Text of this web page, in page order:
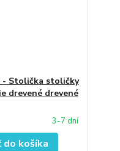
- Stolička stoličky
drevené drevené
3-7 dní
do košíka